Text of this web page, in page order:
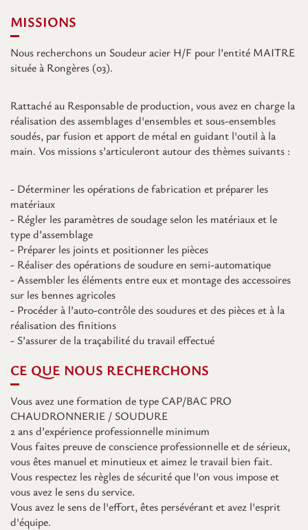
MISSIONS
Nous recherchons un Soudeur acier H/F pour l’entité MAITRE
située à Rongères (03).
Rattaché au Responsable de production, vous avez en charge la
réalisation des assemblages d'ensembles et sous-ensembles
soudés, par fusion et apport de métal en guidant l'outil à la
main. Vos missions s’articuleront autour des thèmes suivants :
- Déterminer les opérations de fabrication et préparer les
matériaux
- Régler les paramètres de soudage selon les matériaux et le
type d’assemblage
- Préparer les joints et positionner les pièces
- Réaliser des opérations de soudure en semi-automatique
- Assembler les éléments entre eux et montage des accessoires
sur les bennes agricoles
- Procéder à l’auto-contrôle des soudures et des pièces et à la
réalisation des finitions
- S’assurer de la traçabilité du travail effectué
CE QUE NOUS RECHERCHONS
Vous avez une formation de type CAP/BAC PRO
CHAUDRONNERIE / SOUDURE
2 ans d’expérience professionnelle minimum
Vous faites preuve de conscience professionnelle et de sérieux,
vous êtes manuel et minutieux et aimez le travail bien fait.
Vous respectez les règles de sécurité que l'on vous impose et
vous avez le sens du service.
Vous avez le sens de l'effort, êtes persévérant et avez l'esprit
d'équipe.